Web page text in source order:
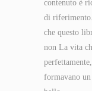
contenuto è
di
che questo
non La vita
formavano